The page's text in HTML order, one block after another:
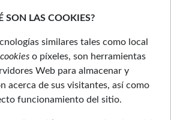
SON LAS COOKIES?
similares tales como local
cookies o píxeles, son herramientas
Web para almacenar y
acerca de sus visitantes, así como
funcionamiento del sitio.